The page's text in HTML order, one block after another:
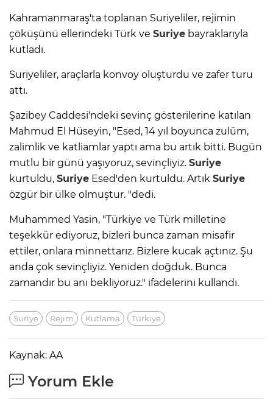
Kahramanmaraş'ta toplanan Suriyeliler, rejimin
çöküşünü ellerindeki Türk ve Suriye bayraklarıyla
kutladı.
Suriyeliler, araçlarla konvoy oluşturdu ve zafer turu
attı.
Şazibey Caddesi'ndeki sevinç gösterilerine katılan
Mahmud El Hüseyin, "Esed, 14 yıl boyunca zulüm,
zalimlik ve katliamlar yaptı ama bu artık bitti. Bugün
mutlu bir günü yaşıyoruz, sevinçliyiz. Suriye
kurtuldu, Suriye Esed'den kurtuldu. Artık Suriye
özgür bir ülke olmuştur. "dedi.
Muhammed Yasin, "Türkiye ve Türk milletine
teşekkür ediyoruz, bizleri bunca zaman misafir
ettiler, onlara minnettarız. Bizlere kucak açtınız. Şu
anda çok sevinçliyiz. Yeniden doğduk. Bunca
zamandır bu anı bekliyoruz." ifadelerini kullandı.
Suriye Rejim Kutlama Türkiye
Kaynak: AA
Yorum Ekle